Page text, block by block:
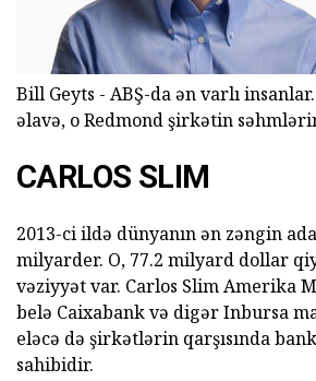
Bill Geyts - ABŞ-da ən varlı
əlavə, o Redmond şirkətin
CARLOS SLIM
2013-ci ildə dünyanın ən zəngin
milyarder. O, 77.2 milyard dollar
vəziyyət var. Carlos Slim Amerika
belə Caixabank və digər Inbursa
eləcə də şirkətlərin qarşısında
sahibidir.